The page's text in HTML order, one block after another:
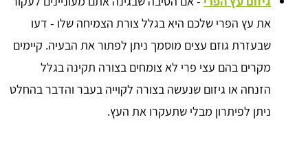
את עץ הפרי שלכם היא בגלל צורת הצמיחה שלו - דעו
שבעזרת גוזם עצים מוסמך ניתן לפתור את הבעיה. קיימים
מקרים בהם עצי פרי לא צומחים בצורה תקינה בגלל
הזנחה או גיזום שנעשה בצורה לקוייה בעבר והדבר בהחלט
ניתן לפיתרון מבלי שתעקרו את העץ.